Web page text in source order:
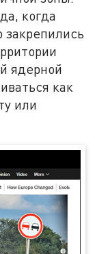
когда
ядерной
как
или